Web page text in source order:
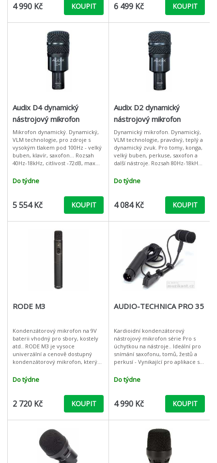
4 990 Kč KOUPIT 6 499 Kč KOUPIT
Audix D4 dynamický
nástrojový mikrofon
Mikrofon dynamický. Dynamický,
VLM technologie, pro zdroje s
vysokým tlakem pod 100Hz - velký
buben, klavír, saxofon... Rozsah
40Hz-18kHz, citlivost -72dB, max
Audix D4 byl původně vyvin
Do týdne
5 554 Kč KOUPIT
Audix D2 dynamický
nástrojový mikrofon
Dynamický mikrofon. Dynamický,
VLM technologie, pravdivý, teplý a
dynamický zvuk. Pro tomy, konga,
velký buben, perkuse, saxofon a
další nástroje. Rozsah 80Hz-18kHz,
nástrojový mikrof
Do týdne
4 084 Kč KOUPIT
RODE M3
Kondenzátorový mikrofon na 9V
baterii vhodný pro sbory, kostely
atd.. RODE M3 je vysoce
univerzální a cenově dostupný
kondenzátorový mikrofon, který
především na
podiu.kondenzátorový mi
Do týdne
2 720 Kč KOUPIT
AUDIO-TECHNICA PRO 35
Kardioidní kondenzátorový
nástrojový mikrofon série Pro s
úchytkou na nástroje.. Ideální pro
snímání saxofonu, tomů, žestů a
perkusí - Vynikající pro aplikace s
tlaku(SPL) - Perfek
Do týdne
4 990 Kč KOUPIT